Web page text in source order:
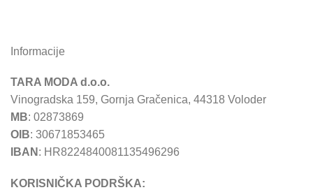
Informacije
TARA MODA d.o.o.
Vinogradska 159, Gornja Gračenica, 44318 Voloder
MB: 02873869
OIB: 30671853465
IBAN : HR8224840081135496296
KORISNIČKA PODRŠKA: